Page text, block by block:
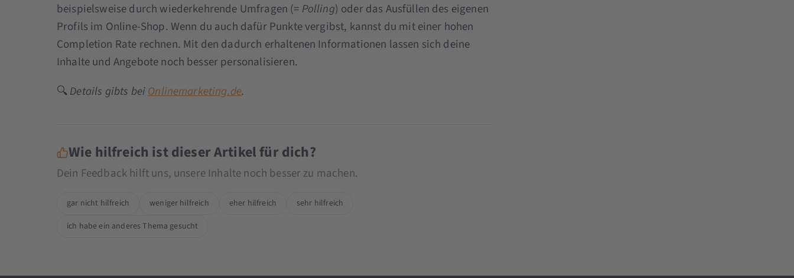
beispielsweise durch wiederkehrende Umfragen (= Polling) oder das Ausfüllen des eigenen
Profils im Online-Shop. Wenn du auch dafür Punkte vergibst, kannst du mit einer hohen
Completion Rate rechnen. Mit den dadurch erhaltenen Informationen lassen sich deine
Inhalte und Angebote noch besser personalisieren.
🔍Details gibts beiOnlinemarketing.de.
Wie hilfreich ist dieser Artikel für dich?
Dein Feedback hilft uns, unsere Inhalte noch besser zu machen.
gar nicht hilfreich weniger hilfreich eher hilfreich
sehr hilfreich
ich habe ein anderes Thema gesucht